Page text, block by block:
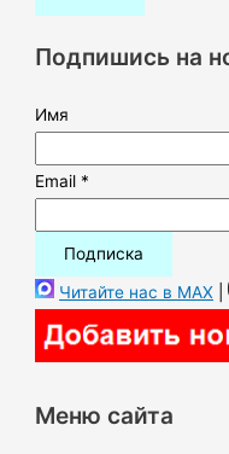
:Подпишись на
Имя
Email *
Читайте нас в MAX |
Меню сайта